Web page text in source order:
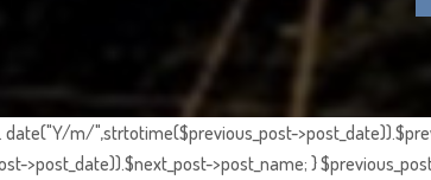
date("Y/m/",strtotime($previous_post-
>post_name; }